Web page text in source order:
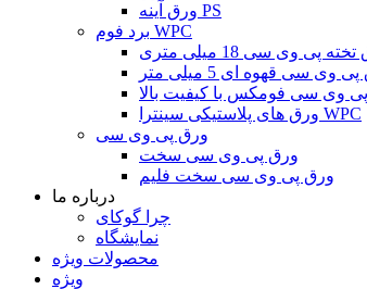
ورق آینه PS
برد فوم WPC
پی وی سی 18 میلی متری
وی سی قهوه ای 5 میلی متر
پی وی سی فومکس با کیفیت بالا
ورق های پلاستیکی سینترا WPC
ورق پی وی سی
ورق پی وی سی سخت
ورق پی وی سی سخت فلیم
درباره ما
چرا گوکای
نمایشگاه
محصولات ویژه
ویژه